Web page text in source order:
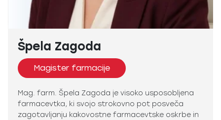
Špela Zagoda
Magister farmacije
Mag. farm. Špela Zagoda je visoko usposobljena
farmacevtka, ki svojo strokovno pot posveča
zagotavljanju kakovostne farmacevtske oskrbe in